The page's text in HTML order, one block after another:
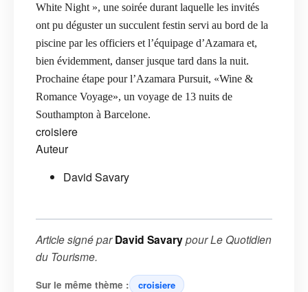
White Night », une soirée durant laquelle les invités
ont pu déguster un succulent festin servi au bord de la
piscine par les officiers et l’équipage d’Azamara et,
bien évidemment, danser jusque tard dans la nuit.
Prochaine étape pour l’Azamara Pursuit, «Wine &
Romance Voyage», un voyage de 13 nuits de
Southampton à Barcelone.
croisiere
Auteur
David Savary
Article signé parDavid SavarypourLe Quotidien
du Tourisme.
Sur le même thème : croisiere